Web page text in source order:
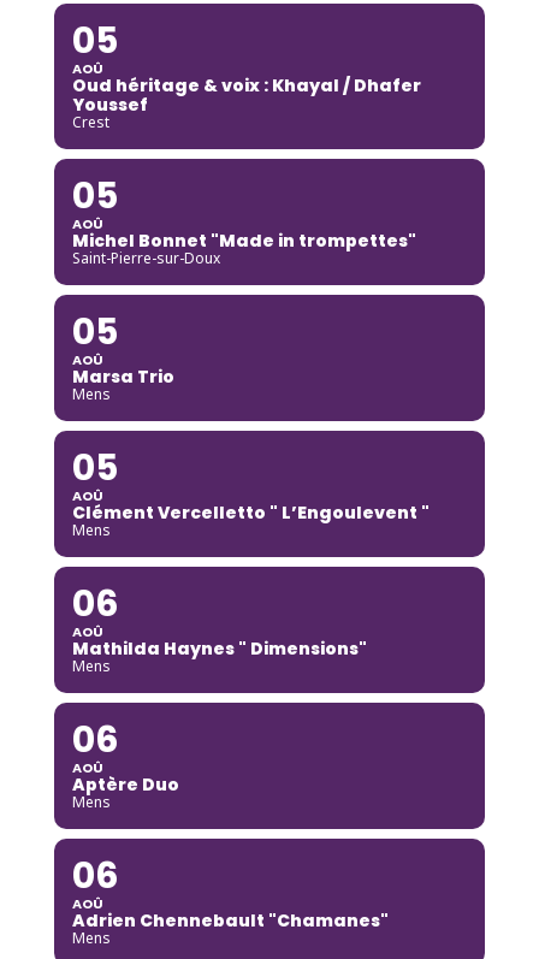
05
AOÛ
Oud héritage & voix : Khayal / Dhafer
Youssef
Crest
05
AOÛ
Michel Bonnet "Made in trompettes"
Saint-Pierre-sur-Doux
05
AOÛ
Marsa Trio
Mens
05
AOÛ
Clément Vercelletto " L’Engoulevent "
Mens
06
AOÛ
Mathilda Haynes " Dimensions"
Mens
06
AOÛ
Aptère Duo
Mens
06
AOÛ
Adrien Chennebault "Chamanes"
Mens